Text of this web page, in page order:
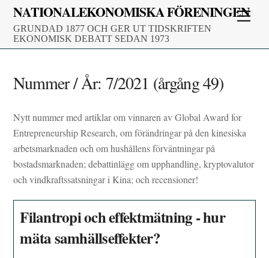
Skip
content
NATIONALEKONOMISKA FÖRENINGEN
GRUNDAD 1877 OCH GER UT TIDSKRIFTEN
EKONOMISK DEBATT SEDAN 1973
Nummer / År: 7/2021 (årgång 49)
Nytt nummer med artiklar om vinnaren av Global Award for
Entrepreneurship Research, om förändringar på den kinesiska
arbetsmarknaden och om hushållens förväntningar på
bostadsmarknaden; debattinlägg om upphandling, kryptovalutor
och vindkraftssatsningar i Kina; och recensioner!
Filantropi och effektmätning - hur
mäta samhällseffekter?